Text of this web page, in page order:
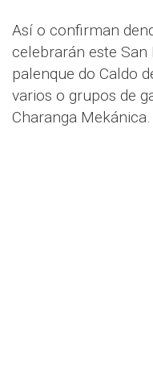
Así o confirman
celebrarán este San
palenque do Caldo
varios o grupos de
Charanga Mekánica.